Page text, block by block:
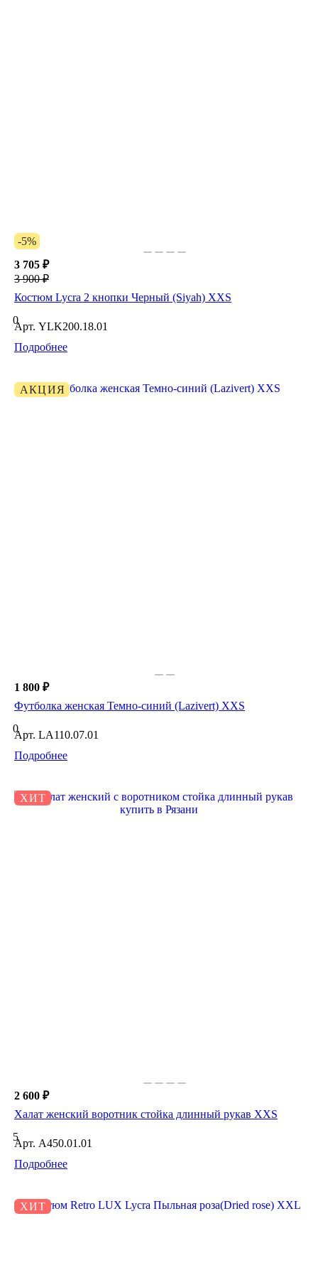
-5%
3 705 ₽
3 900 ₽
Костюм Lycra 2 кнопки Черный (Siyah) XXS
0
Арт. YLK200.18.01
Подробнее
АКЦИЯ
1 800 ₽
Футболка женская Темно-синий (Lazivert) XXS
0
Арт. LA110.07.01
Подробнее
ХИТ
2 600 ₽
Халат женский воротник стойка длинный рукав XXS
5
Арт. A450.01.01
Подробнее
ХИТ